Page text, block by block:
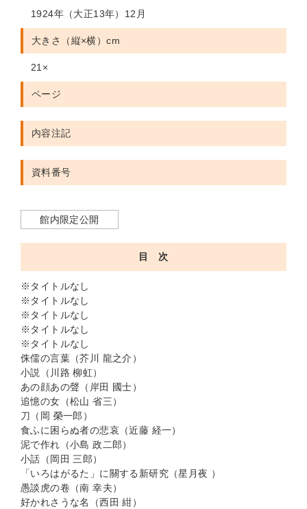
1924年（大正13年）12月
大きさ（縦×横）cm
21×
ページ
内容注記
資料番号
館内限定公開
目 次
※タイトルなし
※タイトルなし
※タイトルなし
※タイトルなし
※タイトルなし
侏儒の言葉（芥川 龍之介）
小説（川路 柳虹）
あの顔あの聲（岸田 國士）
追憶の女（松山 省三）
刀（岡 榮一郎）
食ふに困らぬ者の悲哀（近藤 経一）
泥で作れ（小島 政二郎）
小話（岡田 三郎）
「いろはがるた」に關する新研究（星月夜 ）
愚談虎の卷（南 幸夫）
好かれさうな名（西田 紺）